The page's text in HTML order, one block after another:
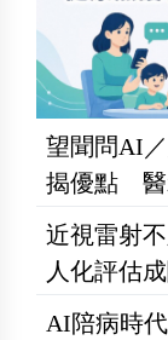
望聞問AI
揭優點 醫
近視雷射
人化評估
AI陪病時